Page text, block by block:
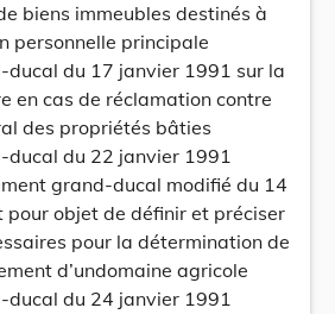
biens immeubles destinés à
personnelle principale
ducal du 17 janvier 1991 sur la
en cas de réclamation contre
des propriétés bâties
ducal du 22 janvier 1991
grand-ducal modifié du 14
objet de définir et préciser
pour la détermination de
d’undomaine agricole
ducal du 24 janvier 1991